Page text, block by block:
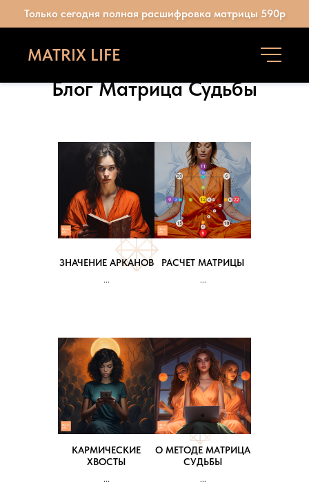
Только сегодня полная расшифровка матрицы 590р
MATRIX LIFE
Блог Матрица Судьбы
ЗНАЧЕНИЕ АРКАНОВ
...
РАСЧЕТ МАТРИЦЫ
...
КАРМИЧЕСКИЕ
ХВОСТЫ
...
О МЕТОДЕ МАТРИЦА
СУДЬБЫ
...